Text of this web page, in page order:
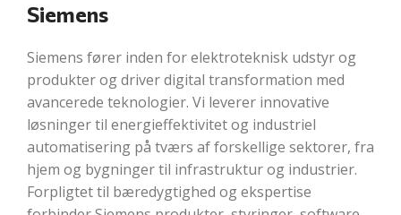
Siemens
Siemens fører inden for elektroteknisk udstyr og
produkter og driver digital transformation med
avancerede teknologier. Vi leverer innovative
løsninger til energieffektivitet og industriel
automatisering på tværs af forskellige sektorer, fra
hjem og bygninger til infrastruktur og industrier.
Forpligtet til bæredygtighed og ekspertise